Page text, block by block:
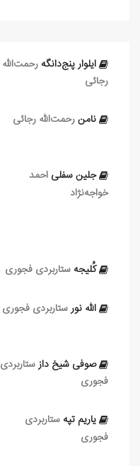
ایلوار‌ پنج‌دانگه رحمت‌الله
رجائی
نامنرحمت‌الله رجائی
جلین سفلی احمد
خواجه‌نژاد
کُلیجه ستاربردی فجوری
الله نورستاربردی فجوری
صوفی شیخ دازستاربردی
فجوری
یاریم تپه ستاربردی
فجوری